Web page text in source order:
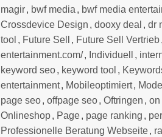
magir, bwf media , bwf media
Crossdevice Design ,dooxy deal ,dr
tool , Future Sell , Future Sell Vertrieb
entertainment.com/, Individuell ,
keyword seo, keyword tool ,
entertainment, Mobileoptimiert,
page seo,offpage seo,Oftringen ,on
Onlineshop, Page, page ranking ,
Professionelle Beratung Webseite,